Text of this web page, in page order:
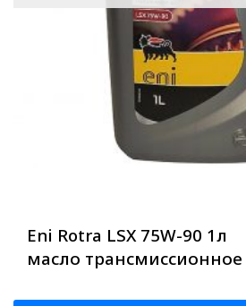
Eni Rotra LSX 75W-90 1л
масло трансмиссионное